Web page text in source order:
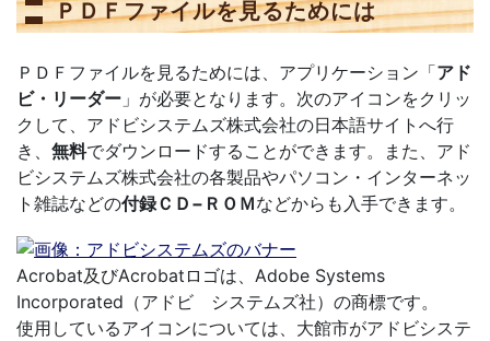
ＰＤＦファイルを見るためには
ＰＤＦファイルを見るためには、アプリケーション「アド
ビ・リーダー 」が必要となります。次のアイコンをクリッ
クして、アドビシステムズ株式会社の日本語サイトへ行
き、 無料でダウンロードすることができます。また、アド
ビシステムズ株式会社の各製品やパソコン・インターネッ
ト雑誌などの付録ＣＤ−ＲＯＭなどからも入手できます。
Acrobat及びAcrobatロゴは、Adobe Systems
Incorporated（アドビ システムズ社）の商標です。
使用しているアイコンについては、大館市がアドビシステ